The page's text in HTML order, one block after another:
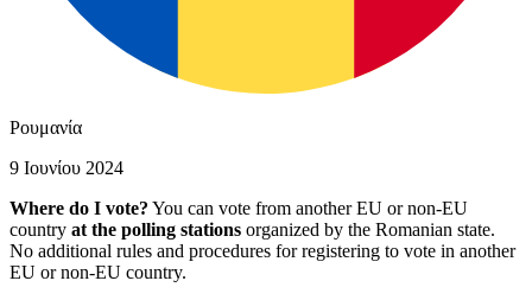
Ρουμανία
9 Ιουνίου 2024
Where do I vote? You can vote from another EU or non-EU
country at the polling stations organized by the Romanian state.
No additional rules and procedures for registering to vote in another
EU or non-EU country.